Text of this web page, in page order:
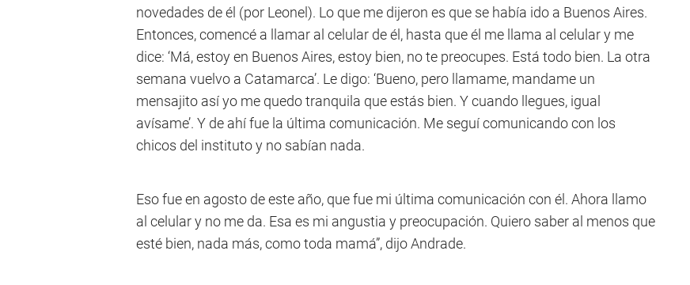
novedades de él (por Leonel). Lo que me dijeron es que se había ido a Buenos Aires.
Entonces, comencé a llamar al celular de él, hasta que él me llama al celular y me
dice: ‘Má, estoy en Buenos Aires, estoy bien, no te preocupes. Está todo bien. La otra
semana vuelvo a Catamarca’. Le digo: ‘Bueno, pero llamame, mandame un
mensajito así yo me quedo tranquila que estás bien. Y cuando llegues, igual
avísame’. Y de ahí fue la última comunicación. Me seguí comunicando con los
chicos del instituto y no sabían nada.
Eso fue en agosto de este año, que fue mi última comunicación con él. Ahora llamo
al celular y no me da. Esa es mi angustia y preocupación. Quiero saber al menos que
esté bien, nada más, como toda mamá”, dijo Andrade.